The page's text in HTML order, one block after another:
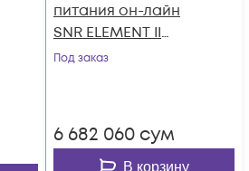
питания он-лайн
SNR ELEMENT II
2000ВА/2000Вт (PF-
Под заказ
6 682 060 сум
В корзину